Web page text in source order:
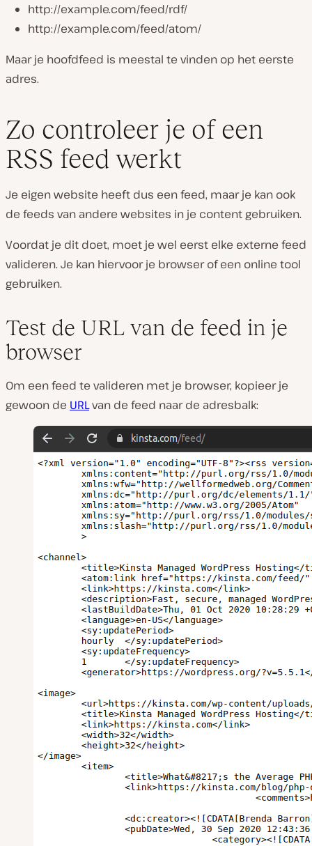
http://example.com/feed/rdf/
http://example.com/feed/atom/
Maar je hoofdfeed is meestal te vinden op het eerste
adres.
Zo controleer je of een
RSS feed werkt
Je eigen website heeft dus een feed, maar je kan ook
de feeds van andere websites in je content gebruiken.
Voordat je dit doet, moet je wel eerst elke externe feed
valideren. Je kan hiervoor je browser of een online tool
gebruiken.
Test de URL van de feed in je
browser
Om een feed te valideren met je browser, kopieer je
gewoon de URLvan de feed naar de adresbalk: